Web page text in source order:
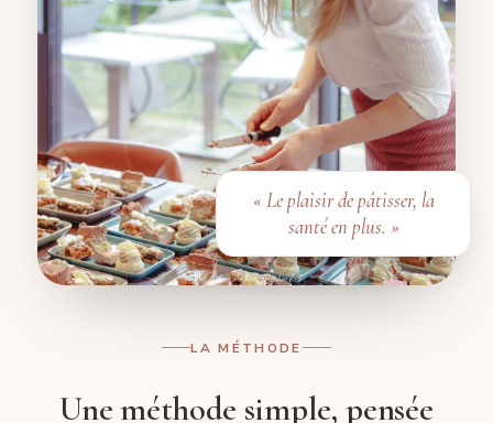
« Le plaisir de pâtisser, la
santé en plus. »
LA MÉTHODE
Une méthode simple, pensée